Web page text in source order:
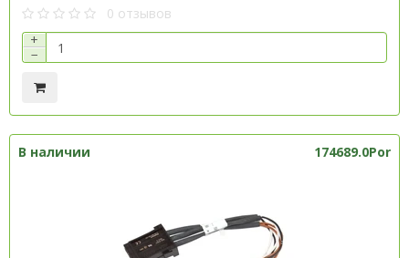
0 отзывов
+
−
В наличии 174689.0Por